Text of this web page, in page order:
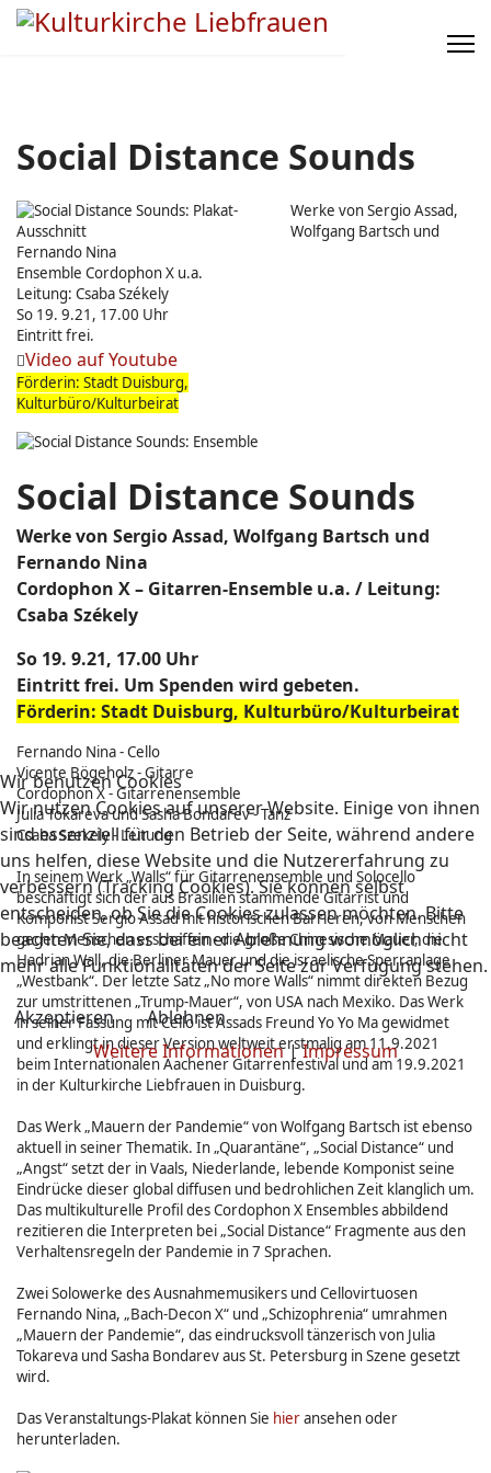
Social Distance Sounds
Werke von Sergio Assad,
Wolfgang Bartsch und
Fernando Nina
Ensemble Cordophon X u.a.
Leitung: Csaba Székely
So 19. 9.21, 17.00 Uhr
Eintritt frei.
Video auf Youtube
Förderin: Stadt Duisburg,
Kulturbüro/Kulturbeirat
Social Distance Sounds
Werke von Sergio Assad, Wolfgang Bartsch und
Fernando Nina
Cordophon X – Gitarren-Ensemble u.a. / Leitung:
Csaba Székely
So 19. 9.21, 17.00 Uhr
Eintritt frei. Um Spenden wird gebeten.
Förderin: Stadt Duisburg, Kulturbüro/Kulturbeirat
Fernando Nina - Cello
Vicente Bögeholz - Gitarre
Cordophon X - Gitarrenensemble
Julia Tokareva und Sasha Bondarev - Tanz
Csaba Szekely - Leitung
In seinem Werk „Walls“ für Gitarrenensemble und Solocello
beschäftigt sich der aus Brasilien stammende Gitarrist und
Komponist Sergio Assad mit historischen Barrieren, von Menschen
gegen Menschen erschaffen - die große Chinesische Mauer, die
Hadrian Wall, die Berliner Mauer und die israelische Sperranlage
„Westbank“. Der letzte Satz „No more Walls“ nimmt direkten Bezug
zur umstrittenen „Trump-Mauer“, von USA nach Mexiko. Das Werk
in seiner Fassung mit Cello ist Assads Freund Yo Yo Ma gewidmet
und erklingt in dieser Version weltweit erstmalig am 11.9.2021
beim Internationalen Aachener Gitarrenfestival und am 19.9.2021
in der Kulturkirche Liebfrauen in Duisburg.
Das Werk „Mauern der Pandemie“ von Wolfgang Bartsch ist ebenso
aktuell in seiner Thematik. In „Quarantäne“, „Social Distance“ und
„Angst“ setzt der in Vaals, Niederlande, lebende Komponist seine
Eindrücke dieser global diffusen und bedrohlichen Zeit klanglich um.
Das multikulturelle Profil des Cordophon X Ensembles abbildend
rezitieren die Interpreten bei „Social Distance“ Fragmente aus den
Verhaltensregeln der Pandemie in 7 Sprachen.
Zwei Solowerke des Ausnahmemusikers und Cellovirtuosen
Fernando Nina, „Bach-Decon X“ und „Schizophrenia“ umrahmen
„Mauern der Pandemie“, das eindrucksvoll tänzerisch von Julia
Tokareva und Sasha Bondarev aus St. Petersburg in Szene gesetzt
wird.
Das Veranstaltungs-Plakat können Sie hieransehen oder
herunterladen.
Wir benutzen Cookies
Wir nutzen Cookies auf unserer Website. Einige von ihnen
sind essenziell für den Betrieb der Seite, während andere
uns helfen, diese Website und die Nutzererfahrung zu
verbessern (Tracking Cookies). Sie können selbst
entscheiden, ob Sie die Cookies zulassen möchten. Bitte
beachten Sie, dass bei einer Ablehnung womöglich nicht
mehr alle Funktionalitäten der Seite zur Verfügung stehen.
Akzeptieren
Ablehnen
Weitere Informationen|Impressum